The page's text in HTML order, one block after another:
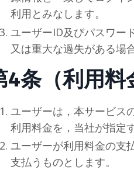
利用とみなします。
ユーザーID及びパスワー
又は重大な過失がある場
4条（利用料
ユーザーは，本サービス
利用料金を，当社が指定
ユーザーが利用料金の支
支払うものとします。